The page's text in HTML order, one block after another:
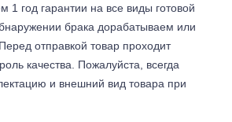
1 год гарантии на все виды готовой
брака дорабатываем или
отправкой товар проходит
качества. Пожалуйста, всегда
и внешний вид товара при